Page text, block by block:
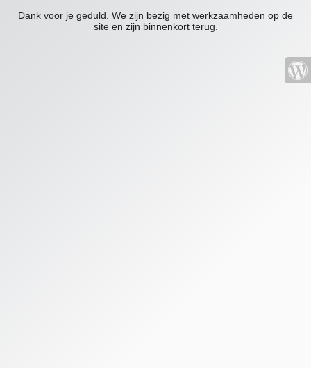
Dank voor je geduld. We zijn bezig met werkzaamheden op de
site en zijn binnenkort terug.